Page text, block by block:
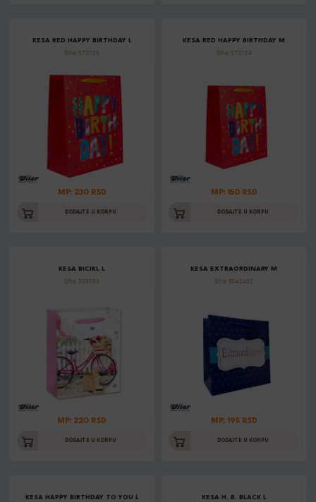
KESA RED HAPPY BIRTHDAY L
Šifra: 370735
MP: 230 RSD
DODAJTE U KORPU
KESA RED HAPPY BIRTHDAY M
Šifra: 370734
MP: 150 RSD
DODAJTE U KORPU
KESA BICIKL L
Šifra: 339593
MP: 220 RSD
DODAJTE U KORPU
KESA EXTRAORDINARY M
Šifra: ED42402
MP: 195 RSD
DODAJTE U KORPU
KESA HAPPY BIRTHDAY TO YOU L KESA H. B. BLACK L